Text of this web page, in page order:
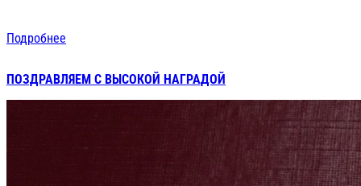
Подробнее
ПОЗДРАВЛЯЕМ С ВЫСОКОЙ НАГРАДОЙ